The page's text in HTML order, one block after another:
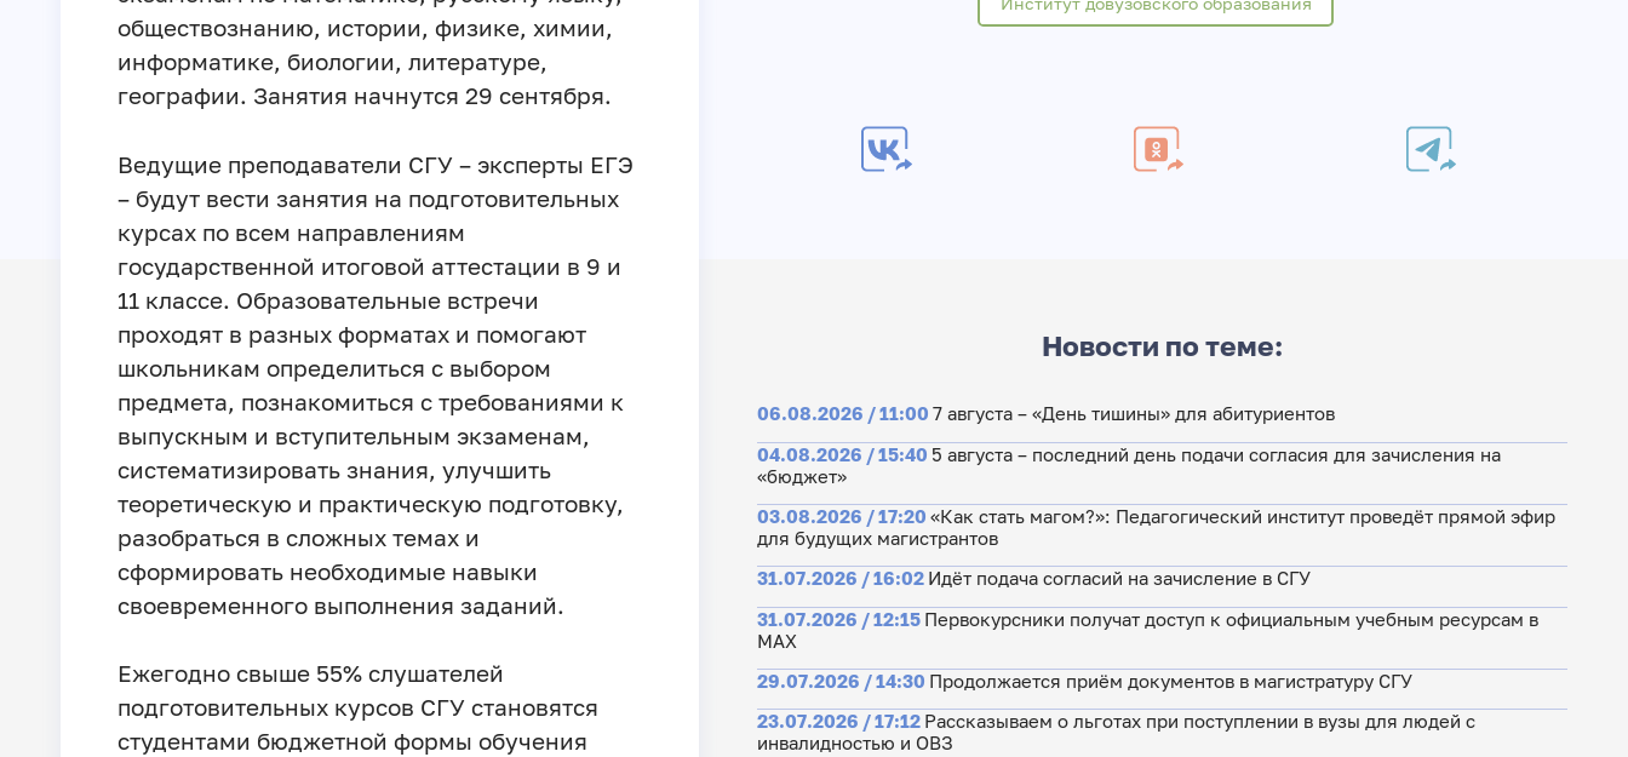
обществознанию, истории, физике, химии,
информатике, биологии, литературе,
географии. Занятия начнутся 29 сентября.
Ведущие преподаватели СГУ – эксперты ЕГЭ
– будут вести занятия на подготовительных
курсах по всем направлениям
государственной итоговой аттестации в 9 и
11 классе. Образовательные встречи
проходят в разных форматах и помогают
школьникам определиться с выбором
предмета, познакомиться с требованиями к
выпускным и вступительным экзаменам,
систематизировать знания, улучшить
теоретическую и практическую подготовку,
разобраться в сложных темах и
сформировать необходимые навыки
своевременного выполнения заданий.
Ежегодно свыше 55% слушателей
подготовительных курсов СГУ становятся
студентами бюджетной формы обучения
Новости по теме:
06.08.2026 / 11:00 7 августа – «День тишины» для абитуриентов
04.08.2026 / 15:40 5 августа – последний день подачи согласия для зачисления на
«бюджет»
03.08.2026 / 17:20 «Как стать магом?»: Педагогический институт проведёт прямой эфир
для будущих магистрантов
31.07.2026 / 16:02 Идёт подача согласий на зачисление в СГУ
31.07.2026 / 12:15 Первокурсники получат доступ к официальным учебным ресурсам в
МАХ
29.07.2026 / 14:30 Продолжается приём документов в магистратуру СГУ
23.07.2026 / 17:12 Рассказываем о льготах при поступлении в вузы для людей с
инвалидностью и ОВЗ